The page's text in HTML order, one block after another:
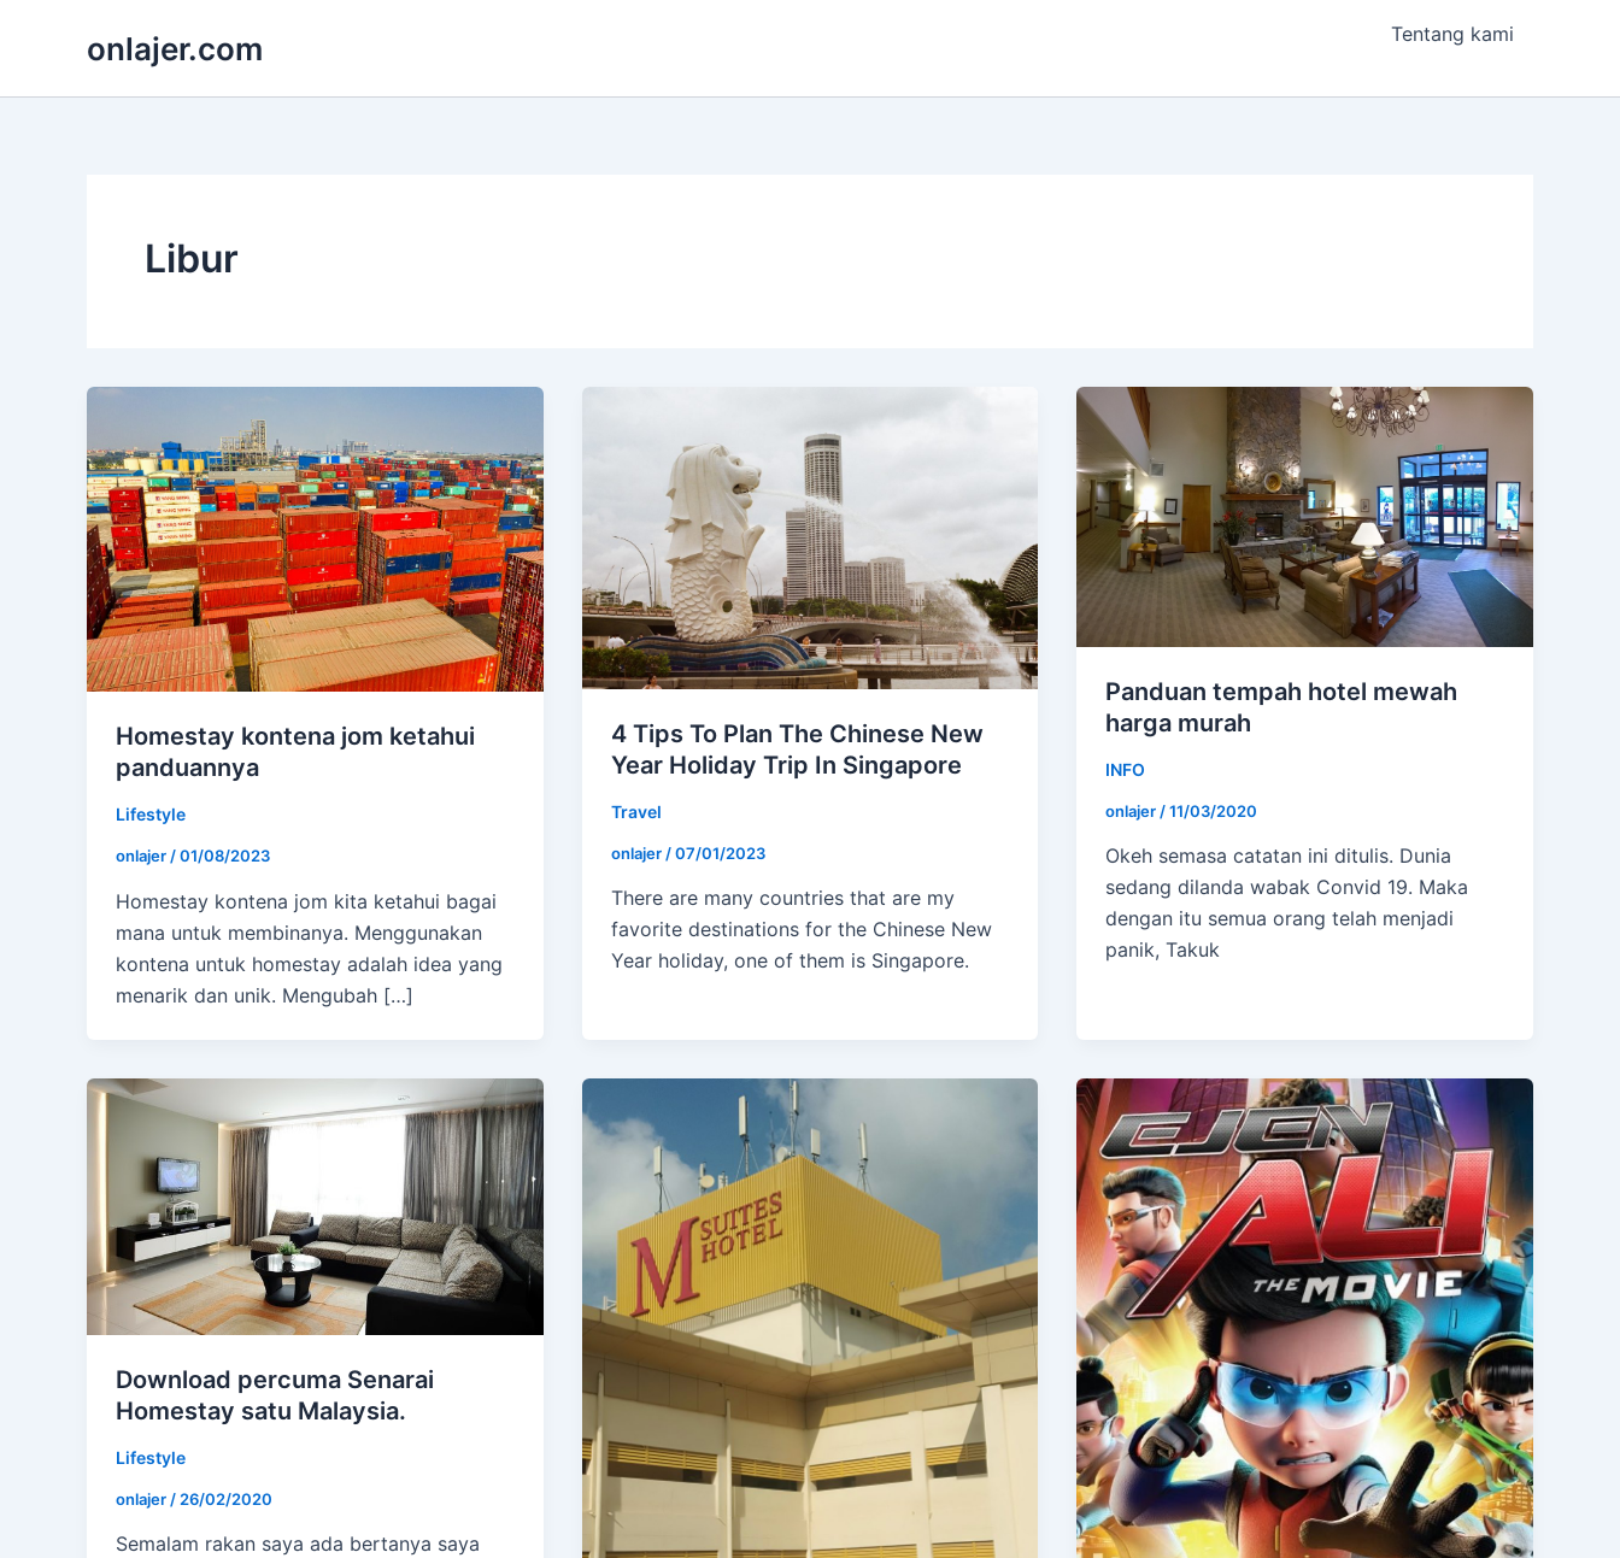
onlajer.com Tentang kami
Libur
Homestay kontena jom ketahui
panduannya
Lifestyle
onlajer /01/08/2023
Homestay kontena jom kita ketahui bagai
mana untuk membinanya. Menggunakan
kontena untuk homestay adalah idea yang
menarik dan unik. Mengubah […]
4 Tips To Plan The Chinese New
Year Holiday Trip In Singapore
Travel
onlajer /07/01/2023
There are many countries that are my
favorite destinations for the Chinese New
Year holiday, one of them is Singapore.
Panduan tempah hotel mewah
harga murah
INFO
onlajer /11/03/2020
Okeh semasa catatan ini ditulis. Dunia
sedang dilanda wabak Convid 19. Maka
dengan itu semua orang telah menjadi
panik, Takuk
Download percuma Senarai
Homestay satu Malaysia.
Lifestyle
onlajer / 26/02/2020
Semalam rakan saya ada bertanya saya